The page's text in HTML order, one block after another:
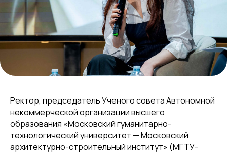
Ректор, председатель Ученого совета Автономной
некоммерческой организации высшего
образования «Московский гуманитарно-
технологический университет — Московский
архитектурно-строительный институт» (МГТУ-